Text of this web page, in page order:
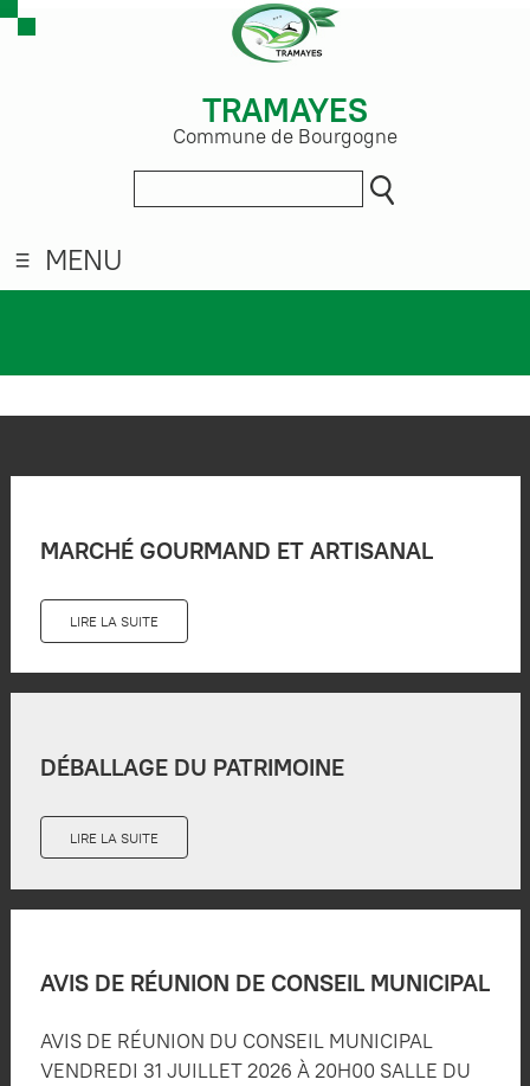
TRAMAYES
Commune de Bourgogne
MENU
MARCHÉ GOURMAND ET ARTISANAL
LIRE LA SUITE
DÉBALLAGE DU PATRIMOINE
LIRE LA SUITE
AVIS DE RÉUNION DE CONSEIL MUNICIPAL
AVIS DE RÉUNION DU CONSEIL MUNICIPAL
VENDREDI 31 JUILLET 2026 À 20H00 SALLE DU